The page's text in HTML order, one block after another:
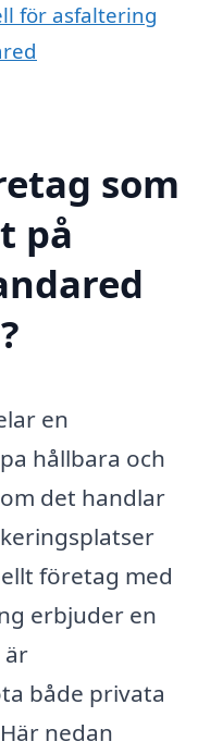
för asfaltering
som
på
en
hållbara och
det handlar
företag med
erbjuder en
är
både privata
nedan